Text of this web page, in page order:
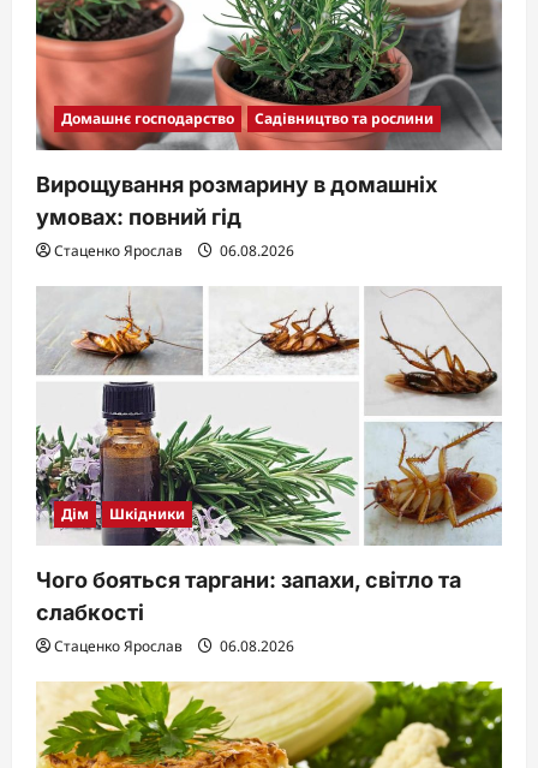
Домашнє господарство Садівництво та рослини
Вирощування розмарину в домашніх
умовах: повний гід
Стаценко Ярослав 06.08.2026
Дім Шкідники
Чого бояться таргани: запахи, світло та
слабкості
Стаценко Ярослав 06.08.2026